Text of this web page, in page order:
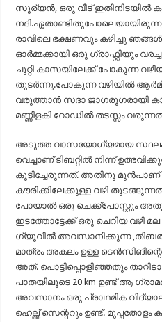
സൂര്യൻ, ഒരു വീട് ഇതിനിടയിൽ
നദി.ഏതാണ്ടിതുപോലെയായിരുന്നു
രാവിലെ ഭക്ഷണവും കഴിച്ചു
ഓർമ്മക്കായി ഒരു ഗ്രാഫ്റ്റിയും
ചുറ്റി കാസയിലേക്ക് പോകുന്ന
തുടർന്നു.പോകുന്ന വഴിയിൽ
വരുത്താൻ സദാ ജാഗരൂഗരായി
മണ്ണിളകി റോഡിൽ തടസ്സം
അടുത്ത വാസയോഗ്യമായ
വെച്ചാണ് ടിബറ്റിൽ നിന്ന്
കൂടിച്ചേരുന്നത്. അതിനു മുൻപാണ്
കൗരിക്കിലേക്കുള്ള വഴി
പോയാൽ ഒരു ചെക്ക്പോസ്റ്റും
ഇടത്തോട്ടേക്ക് ഒരു ചെറിയ വഴി
ഗ്യൂവിൽ അവസാനിക്കുന്ന
മാത്രം അകലം ഉള്ള
അത്. പൊട്ടിപ്പൊളിഞ്ഞതും
പാതയിലൂടെ 20 km ഉണ്ട് ആ
അവസാനം ഒരു പ്രാഥമിക
ഹെല്ത്ത് സെന്ററും ഉണ്ട്.